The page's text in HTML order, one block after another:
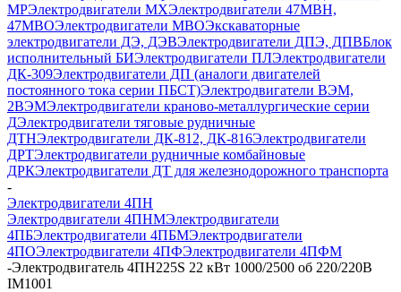
МРЭлектродвигатели MXЭлектродвигатели 47MBH,
47МВОЭлектродвигатели MBOЭкскаваторные
электродвигатели ДЭ, ДЭВЭлектродвигатели ДПЭ, ДПВБлок
исполнительный БИЭлектродвигатели ПЛЭлектродвигатели
ДК-309Электродвигатели ДП (аналоги двигателей
постоянного тока серии ПБСТ)Электродвигатели ВЭМ,
2ВЭМЭлектродвигатели краново-металлургические серии
ДЭлектродвигатели тяговые рудничные
ДТНЭлектродвигатели ДК-812, ДК-816Электродвигатели
ДРТЭлектродвигатели рудничные комбайновые
ДРКЭлектродвигатели ДТ для железнодорожного транспорта
-
Электродвигатели 4ПН
Электродвигатели 4ПНМЭлектродвигатели
4ПБЭлектродвигатели 4ПБМЭлектродвигатели
4ПОЭлектродвигатели 4ПФЭлектродвигатели 4ПФМ
-Электродвигатель 4ПН225S 22 кВт 1000/2500 об 220/220В
IM1001